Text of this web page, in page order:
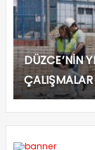
DÜZCE’NİN